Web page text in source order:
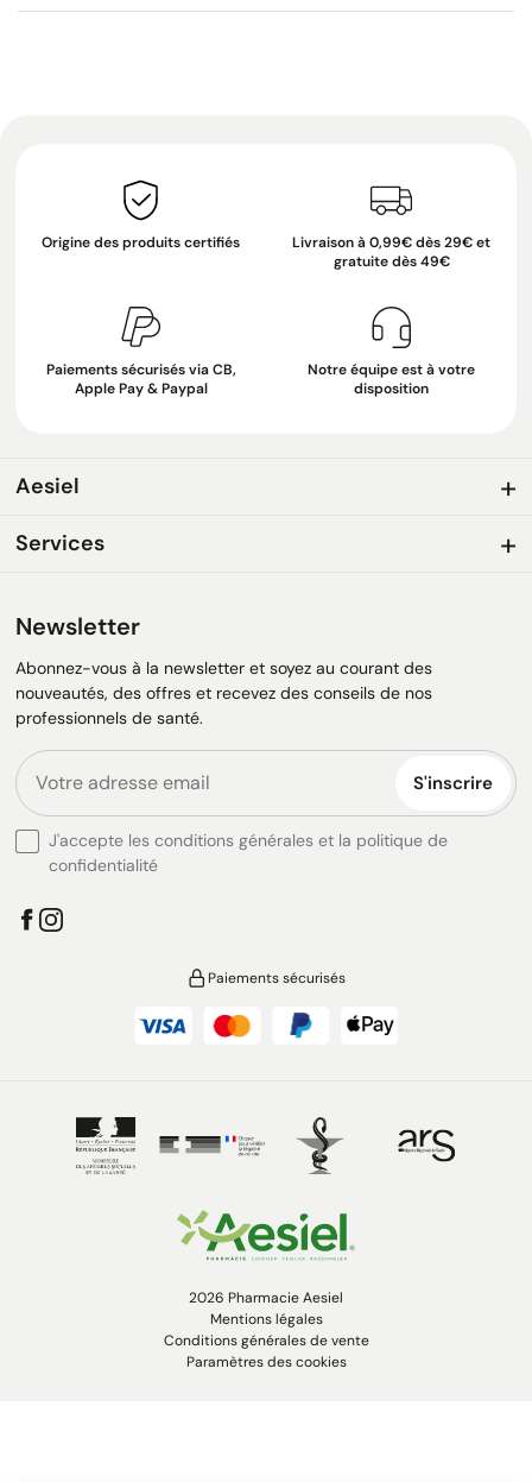
Origine des produits certifiés
Livraison à 0,99€ dès 29€ et
gratuite dès 49€
Paiements sécurisés via CB,
Apple Pay & Paypal
Notre équipe est à votre
disposition
Aesiel
Services
Newsletter
Abonnez-vous à la newsletter et soyez au courant des
nouveautés, des offres et recevez des conseils de nos
professionnels de santé.
S'inscrire
J'accepte les conditions générales et la politique de
confidentialité
Paiements sécurisés
2026 Pharmacie Aesiel
Mentions légales
Conditions générales de vente
Paramètres des cookies